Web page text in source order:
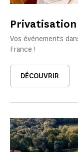
Privatisation
Vos événements
France !
DÉCOUVRIR